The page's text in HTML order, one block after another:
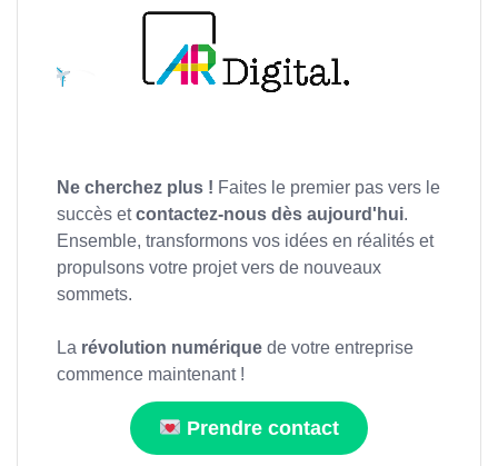
Ne cherchez plus ! Faites le premier pas vers le
succès etcontactez-nous dès aujourd'hui.
Ensemble, transformons vos idées en réalités et
propulsons votre projet vers de nouveaux
sommets.
La révolution numérique de votre entreprise
commence maintenant !
Prendre contact